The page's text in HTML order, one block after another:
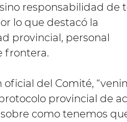
responsabilidad de
lo que destacó la
provincial, personal
frontera.
del Comité,
provincial de
como tenemos